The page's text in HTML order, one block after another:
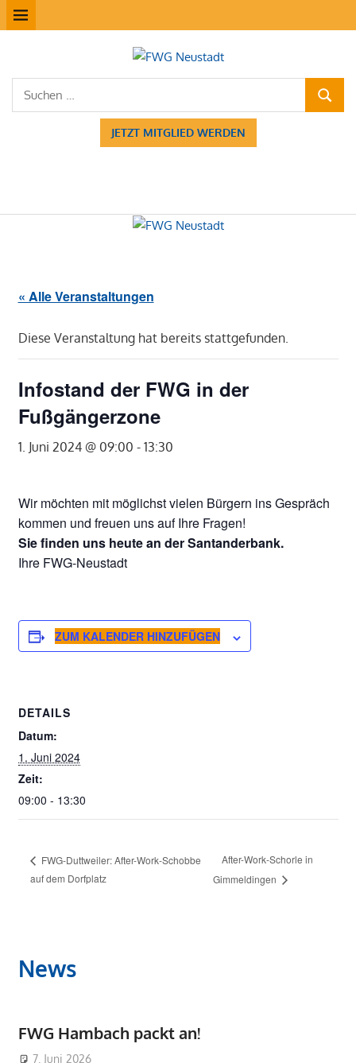
Zum
InhaltMENÜ
FWG
Neustadt
Suchen
nach:
JETZT MITGLIED WERDEN
« Alle Veranstaltungen
Diese Veranstaltung hat bereits stattgefunden.
Infostand der FWG in der
Fußgängerzone
1. Juni 2024 @ 09:00 - 13:30
Wir möchten mit möglichst vielen Bürgern ins Gespräch
kommen und freuen uns auf Ihre Fragen!
Sie finden uns heute an der Santanderbank.
Ihre FWG-Neustadt
ZUM KALENDER HINZUFÜGEN
DETAILS
Datum:
1. Juni 2024
Zeit:
09:00 - 13:30
FWG-Duttweiler: After-Work-Schobbe
auf dem Dorfplatz
After-Work-Schorle in
Gimmeldingen
News
FWG Hambach packt an!
7. Juni 2026